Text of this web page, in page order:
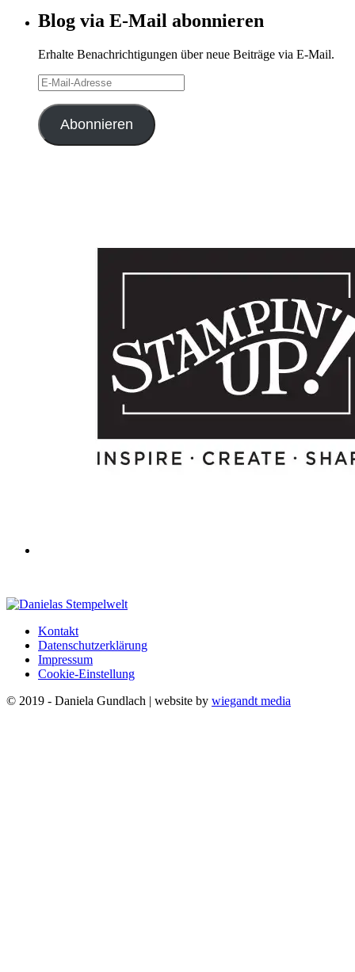
Blog via E-Mail abonnieren
Erhalte Benachrichtigungen über neue Beiträge via E-Mail.
E-
Mail-
Adresse
Abonnieren
Kontakt
Datenschutzerklärung
Impressum
Cookie-Einstellung
© 2019 - Daniela Gundlach | website by wiegandt media